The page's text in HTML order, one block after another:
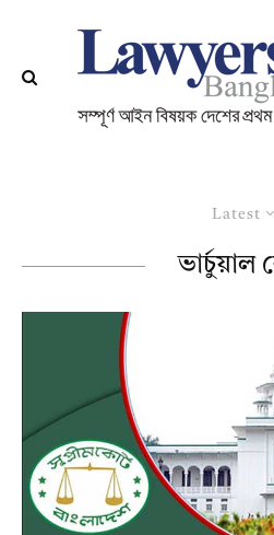
Latest
ভার্চুয়াল